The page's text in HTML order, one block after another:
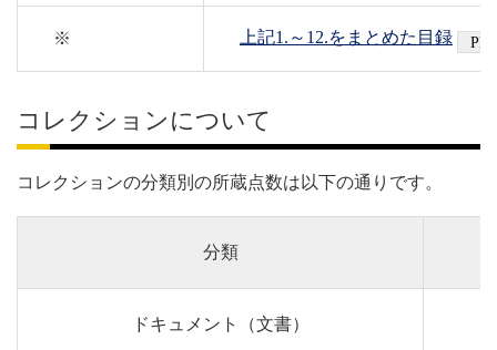
※ 上記1.～12.をまとめた目録
コレクションについて
コレクションの分類別の所蔵点数は以下の通りです。
分類
ドキュメント（文書）